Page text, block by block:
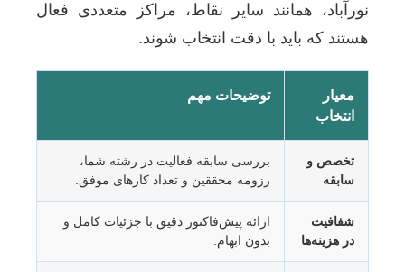
نورآباد، همانند سایر نقاط، مراکز متعددی فعال
هستند که باید با دقت انتخاب شوند.
معیار
انتخاب
توضیحات مهم
تخصص و
سابقه
بررسی سابقه فعالیت در رشته شما،
رزومه محققین و تعداد کارهای موفق.
شفافیت
در هزینه‌ها
ارائه پیش‌فاکتور دقیق با جزئیات کامل و
بدون ابهام.